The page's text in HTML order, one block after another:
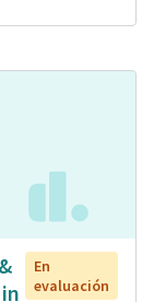
En
evaluación